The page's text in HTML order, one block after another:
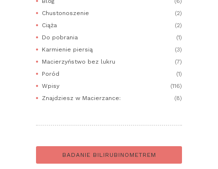
Chustonoszenie
(2)
Ciąża
(2)
Do pobrania
(1)
Karmienie piersią
(3)
Macierzyństwo bez lukru
(7)
Poród
(1)
Wpisy
(116)
Znajdziesz w Macierzance:
(8)
BADANIE BILIRUBINOMETREM